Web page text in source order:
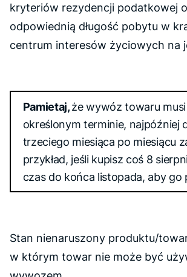
kryteriów rezydencji podatkowej
odpowiednią długość pobytu w
centrum interesów życiowych na
Pamietaj,że wywóz towaru
określonym terminie, najpóźniej
trzeciego miesiąca po miesiącu
przykład, jeśli kupisz coś 8
czas do końca listopada, aby go
Stan nienaruszony produktu/
w którym towar nie może być